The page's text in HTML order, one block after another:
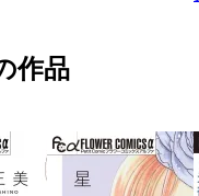
作品